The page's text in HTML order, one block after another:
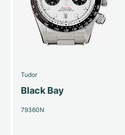
Tudor
Black Bay
79360N